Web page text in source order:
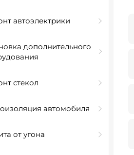
автоэлектрики
дополнительного
стекол
автомобиля
от угона